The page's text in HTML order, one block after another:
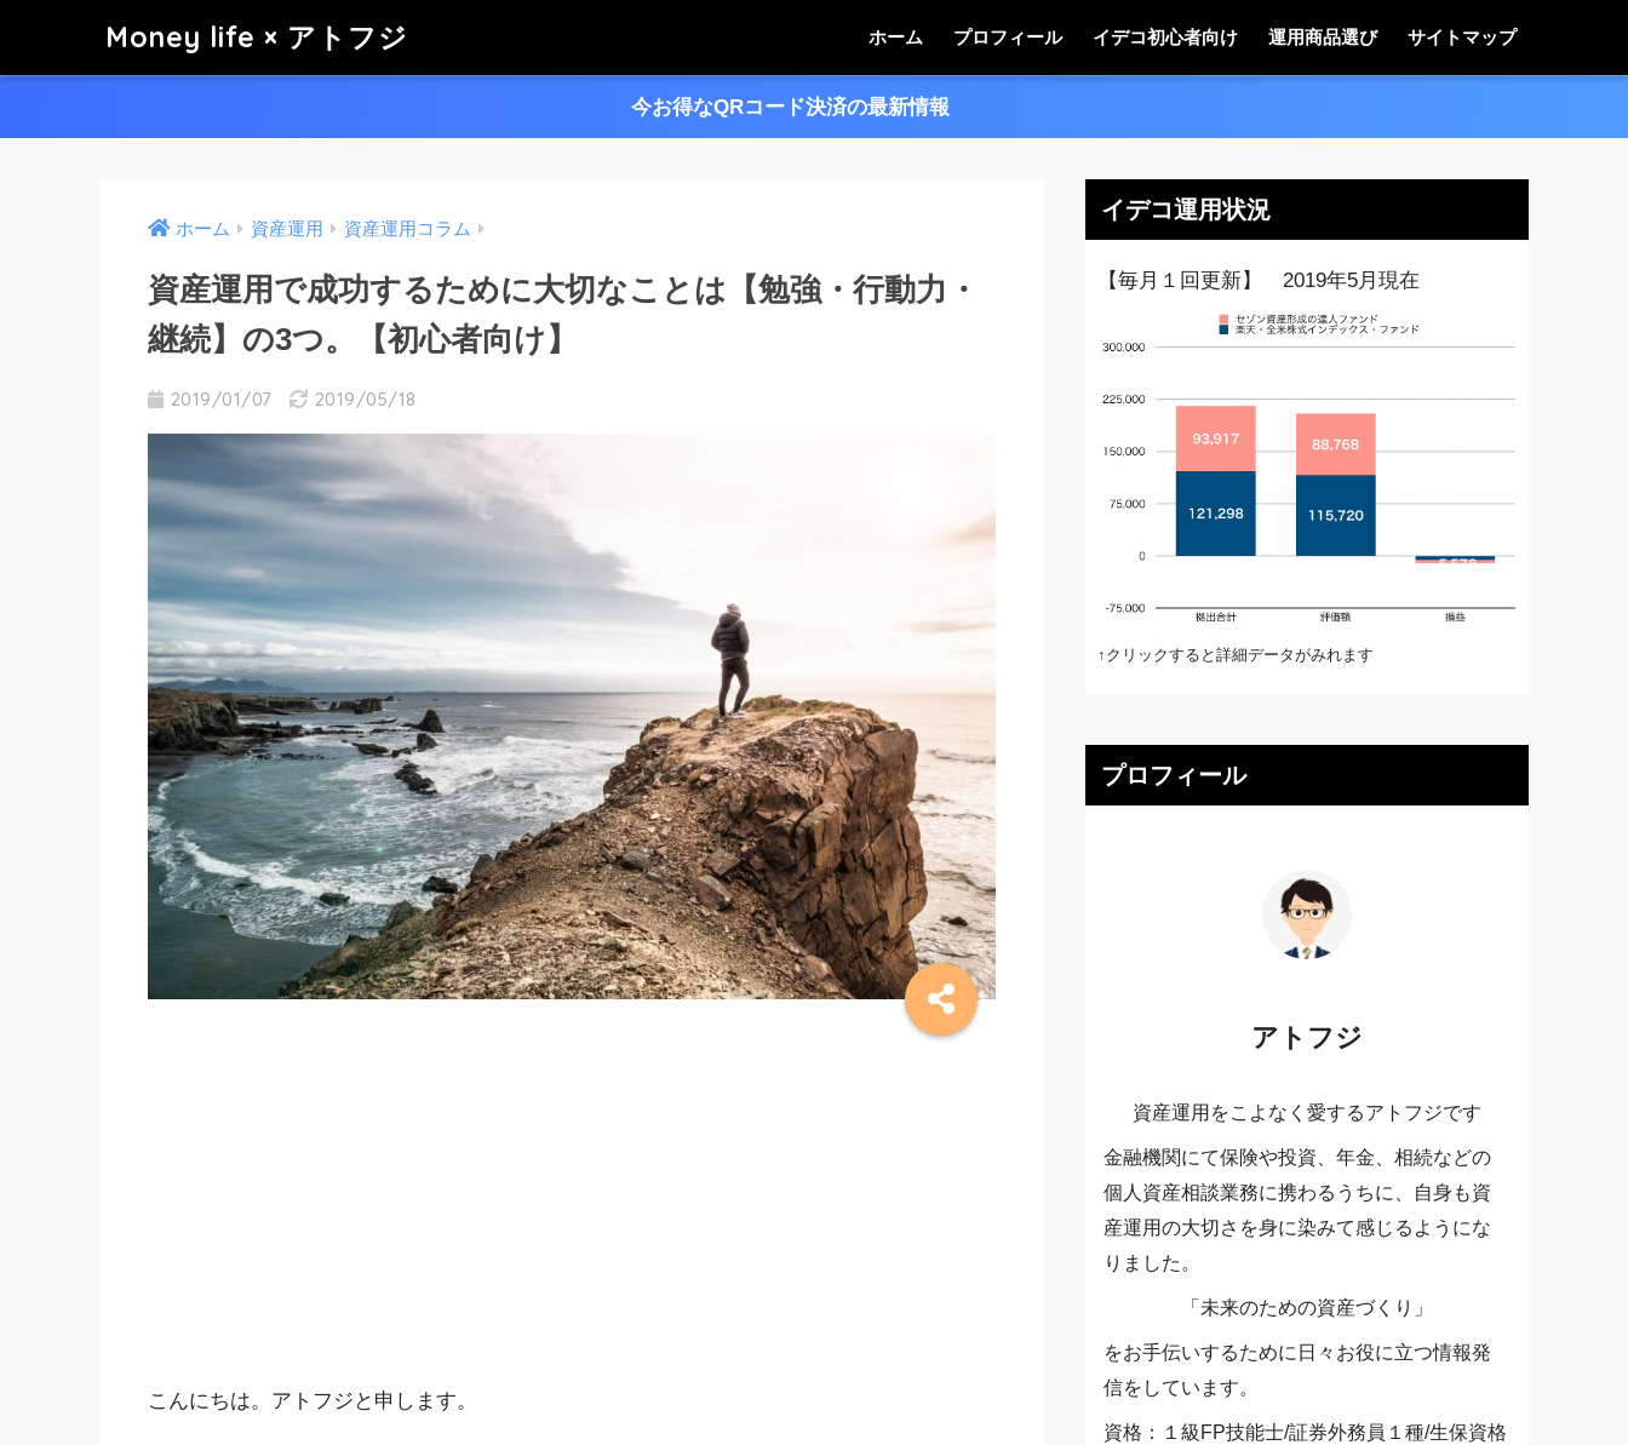
Money life × アトフジ ホーム プロフィール イデコ初心者向け 運用商品選び サイトマップ
今お得なQRコード決済の最新情報
ホーム 資産運用 資産運用コラム
資産運用で成功するために大切なことは【勉強・行動力・
継続】の3つ。【初心者向け】
2019/01/07 2019/05/18
こんにちは。アトフジと申します。
イデコ運用状況
【毎月１回更新】 2019年5月現在
↑クリックすると詳細データがみれます
プロフィール
アトフジ
資産運用をこよなく愛するアトフジです
金融機関にて保険や投資、年金、相続などの
個人資産相談業務に携わるうちに、自身も資
産運用の大切さを身に染みて感じるようにな
りました。
「未来のための資産づくり」
をお手伝いするために日々お役に立つ情報発
信をしています。
資格：１級FP技能士/証券外務員１種/生保資格